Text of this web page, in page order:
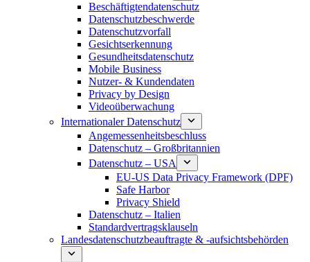
Beschäftigtendatenschutz
Datenschutzbeschwerde
Datenschutzvorfall
Gesichtserkennung
Gesundheitsdatenschutz
Mobile Business
Nutzer- & Kundendaten
Privacy by Design
Videoüberwachung
Internationaler Datenschutz
Angemessenheitsbeschluss
Datenschutz – Großbritannien
Datenschutz – USA
EU-US Data Privacy Framework (DPF)
Safe Harbor
Privacy Shield
Datenschutz – Italien
Standardvertragsklauseln
Landesdatenschutzbeauftragte & -aufsichtsbehörden